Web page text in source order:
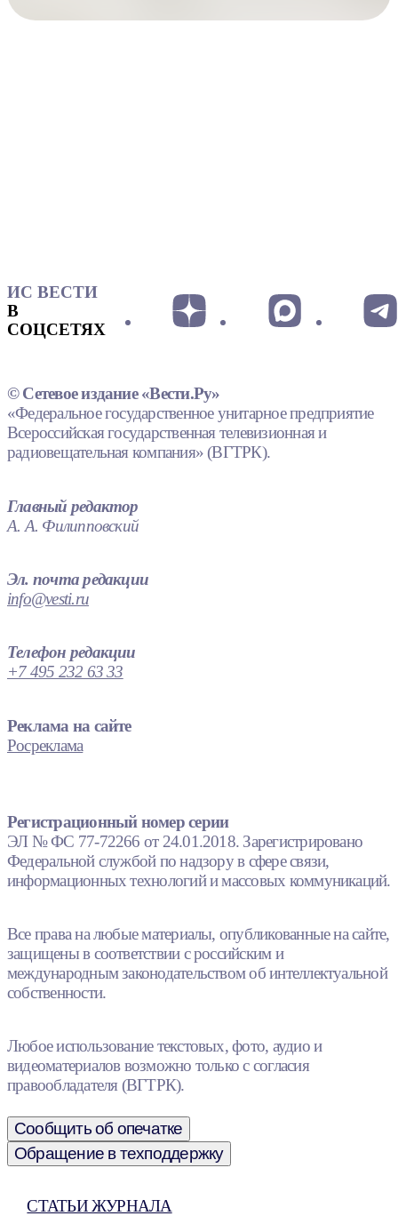
ИС ВЕСТИ
В
СОЦСЕТЯХ
© Сетевое издание «Вести.Ру»
«Федеральное государственное унитарное предприятие
Всероссийская государственная телевизионная и
радиовещательная компания» (ВГТРК).
Главный редактор
А. А. Филипповский
Эл. почта редакции
info@vesti.ru
Телефон редакции
+7 495 232 63 33
Реклама на сайте
Росреклама
Регистрационный номер серии
ЭЛ № ФС 77-72266 от 24.01.2018. Зарегистрировано
Федеральной службой по надзору в сфере связи,
информационных технологий и массовых коммуникаций.
Все права на любые материалы, опубликованные на сайте,
защищены в соответствии с российским и
международным законодательством об интеллектуальной
собственности.
Любое использование текстовых, фото, аудио и
видеоматериалов возможно только с согласия
правообладателя (ВГТРК).
Сообщить об опечатке
Обращение в техподдержку
СТАТЬИ ЖУРНАЛА